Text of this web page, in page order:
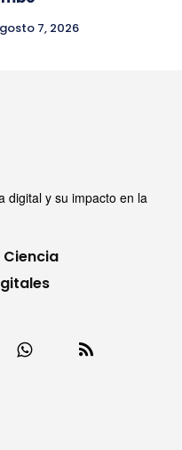
7, 2026
digital y su impacto en la
Ciencia